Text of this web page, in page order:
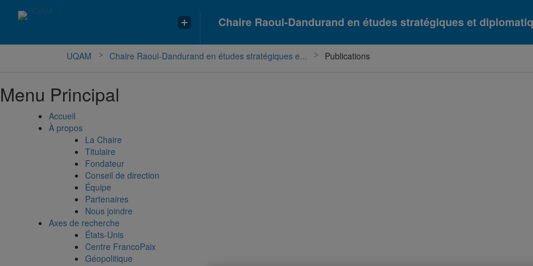
Chaire Raoul-Dandurand en études stratégiques et
UQAM Chaire Raoul-Dandurand en études stratégiques e... Publications
Menu Principal
Accueil
À propos
La Chaire
Titulaire
Fondateur
Conseil de direction
Équipe
Partenaires
Nous joindre
Axes de recherche
États-Unis
Centre FrancoPaix
Géopolitique